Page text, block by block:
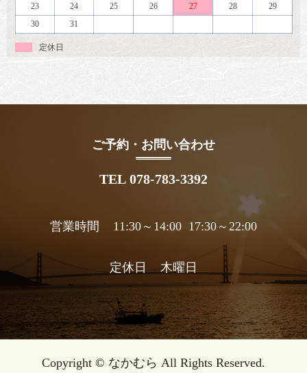
23
24 25 26 27 28
29
30
31
定休日
ご予約・お問い合わせ
TEL 078-783-3392
営業時間 11:30～14:00 17:30～22:00
定休日 木曜日
Copyright © なかむら All Rights Reserved.